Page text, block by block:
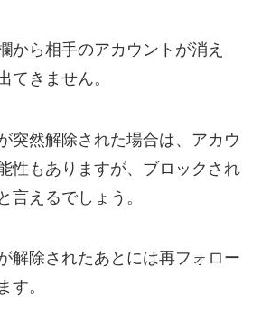
から相手のアカウントが消え
てきません。
突然解除された場合は、アカウ
性もありますが、ブロックされ
言えるでしょう。
解除されたあとには再フォロー
す。